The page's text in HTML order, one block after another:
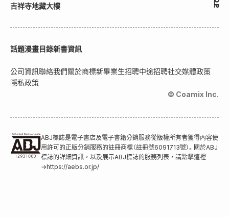
吉祥寺地藏大樓
話題漫畫目錄新書資訊
公司資訊聯絡我們關於商標新畢業生招聘中途招聘社交媒體政策
隱私政策
© Coamix Inc.
ABJ標誌是電子書店及電子書籍分銷服務從版權所有者獲得內容使
用許可的正版分銷服務的註冊商標（註冊號6091713號）。關於ABJ
標誌的詳細資訊，以及展示ABJ標誌的服務列表，請點擊這裡
→https://aebs.or.jp/